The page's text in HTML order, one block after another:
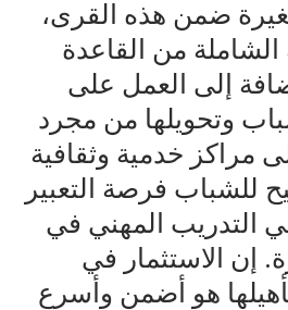
ضمن هذه القرى،
الشاملة من القاعدة
إلى العمل على
وتحويلها من مجرد
مراكز خدمية وثقافية
للشباب فرصة التعبير
التدريب المهني في
إن الاستثمار في
هو أضمن وأسرع